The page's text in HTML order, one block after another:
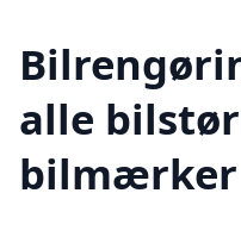
alle
bilmærker